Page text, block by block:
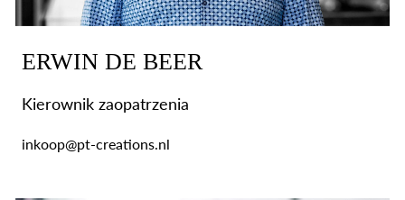
ERWIN DE BEER
Kierownik zaopatrzenia
inkoop@pt-creations.nl